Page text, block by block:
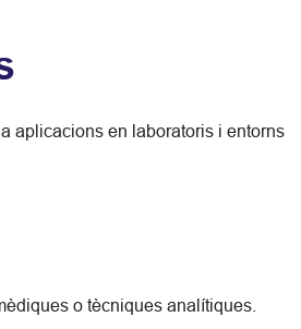
aplicacions en laboratoris i entorns
o tècniques analítiques.